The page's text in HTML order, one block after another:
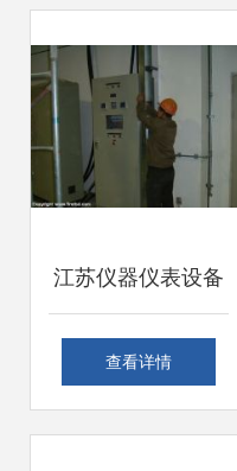
江苏仪器仪表设备
安装调试服务 保障
查看详情